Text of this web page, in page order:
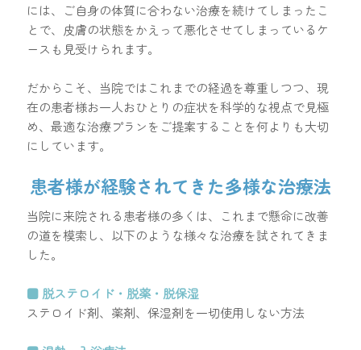
には、ご自身の体質に合わない治療を続けてしまったこ
とで、皮膚の状態をかえって悪化させてしまっているケ
ースも見受けられます。
だからこそ、当院ではこれまでの経過を尊重しつつ、現
在の患者様お一人おひとりの症状を科学的な視点で見極
め、最適な治療プランをご提案することを何よりも大切
にしています。
患者様が経験されてきた多様な治療法
当院に来院される患者様の多くは、これまで懸命に改善
の道を模索し、以下のような様々な治療を試されてきま
した。
■ 脱ステロイド・脱薬・脱保湿
ステロイド剤、薬剤、保湿剤を一切使用しない方法